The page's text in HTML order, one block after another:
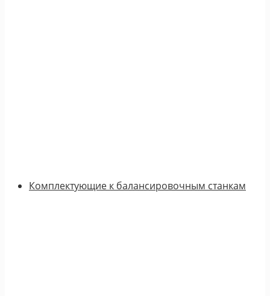
Комплектующие к балансировочным станкам